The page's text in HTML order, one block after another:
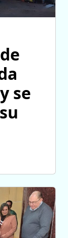
se